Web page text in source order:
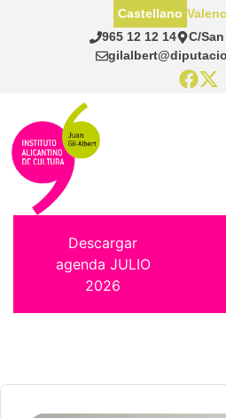
965 12 12 14
C/
Castellano
Descargar
agenda JULIO
2026